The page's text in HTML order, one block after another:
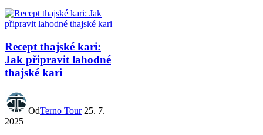
Recept thajské kari:
Jak připravit lahodné
thajské kari
OdTerno Tour 25. 7.
2025